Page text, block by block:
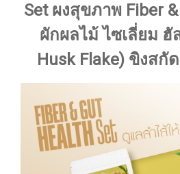
Set ผงสุขภาพ Fiber
ผักผลไม้ ไซเลี่ยม ฮั
Husk Flake) ขิงสกั